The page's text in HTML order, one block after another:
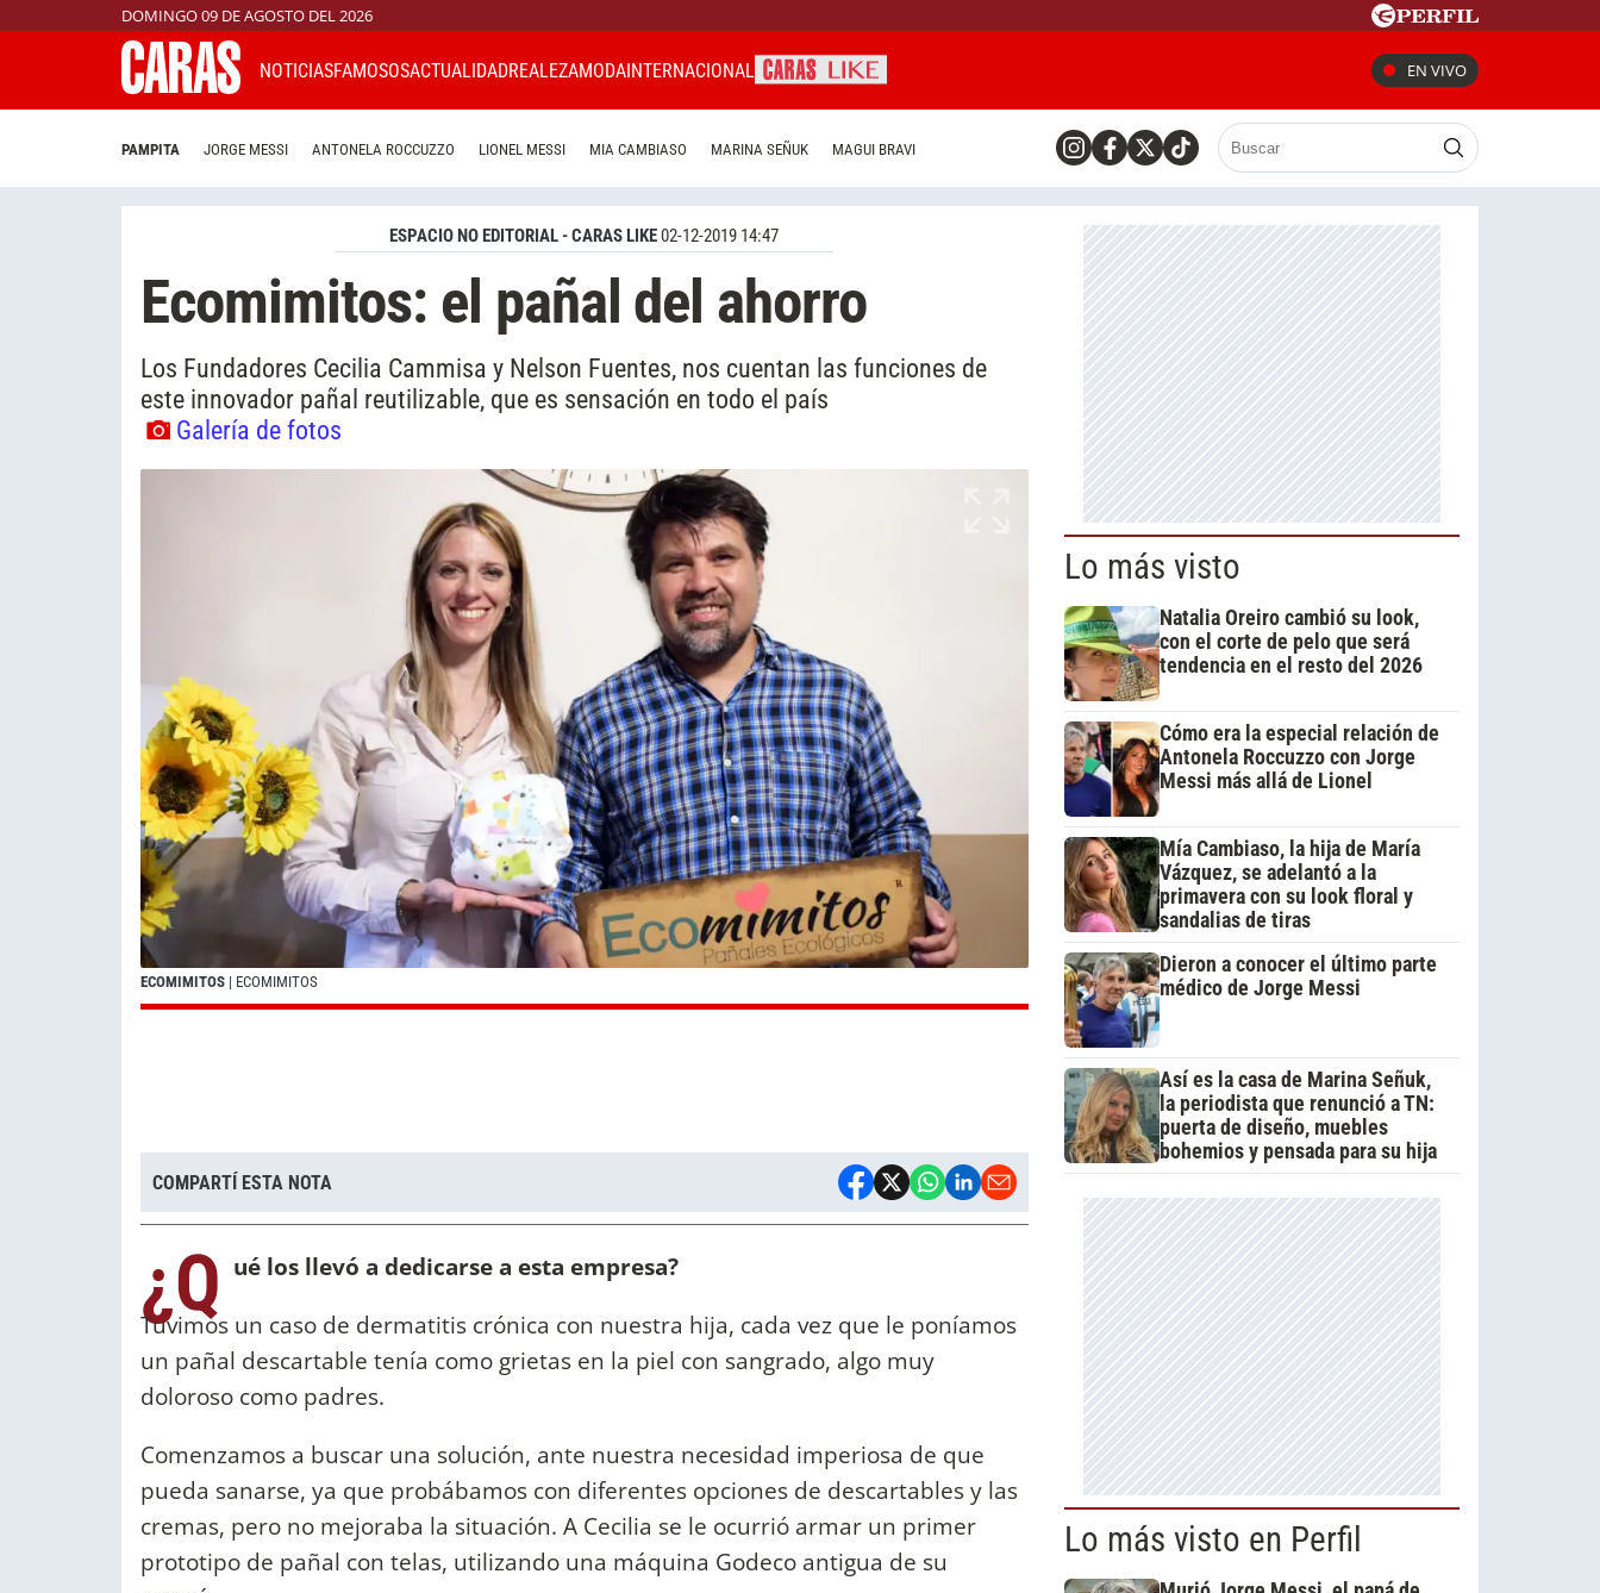
DOMINGO 09 DE AGOSTO DEL 2026
NOTICIASFAMOSOSACTUALIDADREALEZAMODAINTERNACIONAL EN VIVO
PAMPITA JORGE MESSI ANTONELA ROCCUZZO LIONEL MESSI MIA CAMBIASO MARINA SEÑUK MAGUI BRAVI
ESPACIO NO EDITORIAL - CARAS LIKE02-12-2019 14:47
Ecomimitos: el pañal del ahorro
Los Fundadores Cecilia Cammisa y Nelson Fuentes, nos cuentan las funciones de
este innovador pañal reutilizable, que es sensación en todo el país
Galería de fotos
ECOMIMITOS | ECOMIMITOS
COMPARTÍ ESTA NOTA
¿Q ué los llevó a dedicarse a esta empresa?
Tuvimos un caso de dermatitis crónica con nuestra hija, cada vez que le poníamos
un pañal descartable tenía como grietas en la piel con sangrado, algo muy
doloroso como padres.
Comenzamos a buscar una solución, ante nuestra necesidad imperiosa de que
pueda sanarse, ya que probábamos con diferentes opciones de descartables y las
cremas, pero no mejoraba la situación. A Cecilia se le ocurrió armar un primer
prototipo de pañal con telas, utilizando una máquina Godeco antigua de su
Lo más visto
Natalia Oreiro cambió su look,
con el corte de pelo que será
tendencia en el resto del 2026
Cómo era la especial relación de
Antonela Roccuzzo con Jorge
Messi más allá de Lionel
Mía Cambiaso, la hija de María
Vázquez, se adelantó a la
primavera con su look floral y
sandalias de tiras
Dieron a conocer el último parte
médico de Jorge Messi
Así es la casa de Marina Señuk,
la periodista que renunció a TN:
puerta de diseño, muebles
bohemios y pensada para su hija
Lo más visto en Perfil